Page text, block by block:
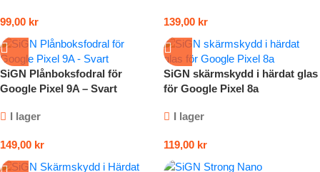
99,00 kr 139,00 kr
SiGN Plånboksfodral för
Google Pixel 9A – Svart
I lager
149,00 kr
SiGN skärmskydd i härdat glas
för Google Pixel 8a
I lager
119,00 kr